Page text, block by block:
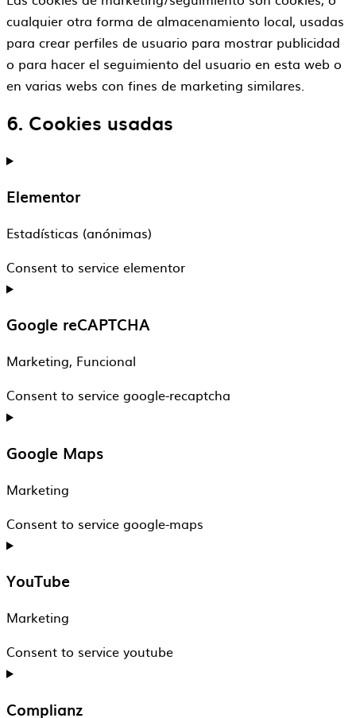
cualquier otra forma de almacenamiento local, usadas
para crear perfiles de usuario para mostrar publicidad
o para hacer el seguimiento del usuario en esta web o
en varias webs con fines de marketing similares.
6. Cookies usadas
Elementor
Estadísticas (anónimas)
Consent to service elementor
Google reCAPTCHA
Marketing, Funcional
Consent to service google-recaptcha
Google Maps
Marketing
Consent to service google-maps
YouTube
Marketing
Consent to service youtube
Complianz